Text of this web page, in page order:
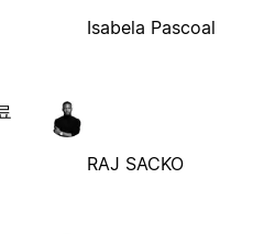
Isabela Pascoal
RAJ SACKO